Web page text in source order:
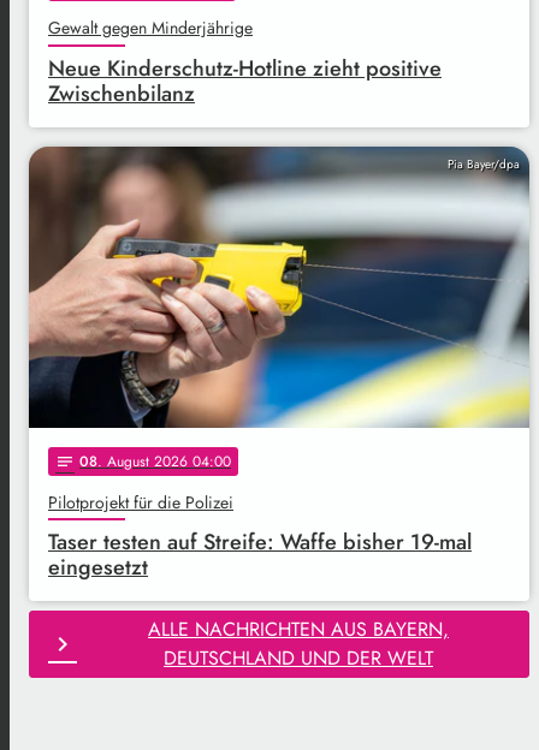
Gewalt gegen Minderjährige
Neue Kinderschutz-Hotline zieht positive
Zwischenbilanz
Pia Bayer/dpa
notes 08. August 2026 04:00
Pilotprojekt für die Polizei
Taser testen auf Streife: Waffe bisher 19-mal
eingesetzt
chevron_right
ALLE NACHRICHTEN AUS BAYERN,
DEUTSCHLAND UND DER WELT